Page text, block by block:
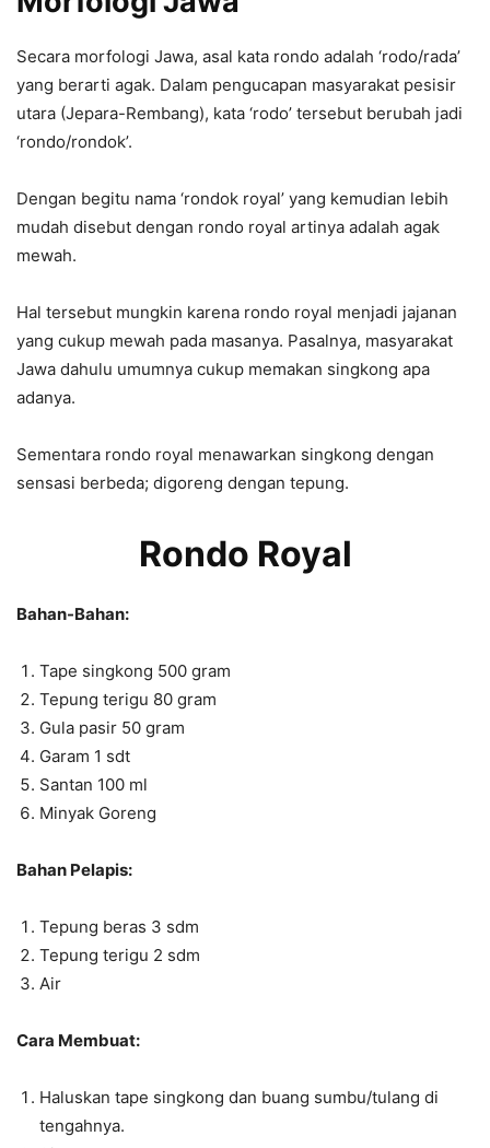
Secara morfologi Jawa, asal kata rondo adalah ‘rodo/rada’
yang berarti agak. Dalam pengucapan masyarakat pesisir
utara (Jepara-Rembang), kata ‘rodo’ tersebut berubah jadi
‘rondo/rondok’.
Dengan begitu nama ‘rondok royal’ yang kemudian lebih
mudah disebut dengan rondo royal artinya adalah agak
mewah.
Hal tersebut mungkin karena rondo royal menjadi jajanan
yang cukup mewah pada masanya. Pasalnya, masyarakat
Jawa dahulu umumnya cukup memakan singkong apa
adanya.
Sementara rondo royal menawarkan singkong dengan
sensasi berbeda; digoreng dengan tepung.
Rondo Royal
Bahan-Bahan:
Tape singkong 500 gram
Tepung terigu 80 gram
Gula pasir 50 gram
Garam 1 sdt
Santan 100 ml
Minyak Goreng
Bahan Pelapis:
Tepung beras 3 sdm
Tepung terigu 2 sdm
Air
Cara Membuat:
Haluskan tape singkong dan buang sumbu/tulang di
tengahnya.